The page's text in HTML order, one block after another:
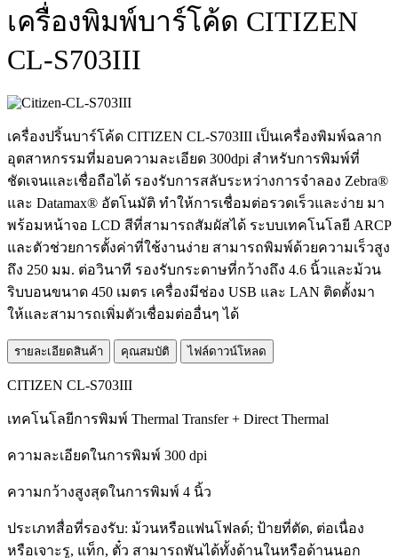
เครื่องพิมพ์บาร์โค้ด CITIZEN
CL-S703III
เครื่องปริ้นบาร์โค้ด CITIZEN CL-S703III เป็นเครื่องพิมพ์ฉลาก
อุตสาหกรรมที่มอบความละเอียด 300dpi สำหรับการพิมพ์ที่
ชัดเจนและเชื่อถือได้ รองรับการสลับระหว่างการจำลอง Zebra®
และ Datamax® อัตโนมัติ ทำให้การเชื่อมต่อรวดเร็วและง่าย มา
พร้อมหน้าจอ LCD สีที่สามารถสัมผัสได้ ระบบเทคโนโลยี ARCP
และตัวช่วยการตั้งค่าที่ใช้งานง่าย สามารถพิมพ์ด้วยความเร็วสูง
ถึง 250 มม. ต่อวินาที รองรับกระดาษที่กว้างถึง 4.6 นิ้วและม้วน
ริบบอนขนาด 450 เมตร เครื่องมีช่อง USB และ LAN ติดตั้งมา
ให้และสามารถเพิ่มตัวเชื่อมต่ออื่นๆ ได้
รายละเอียดสินค้า คุณสมบัติ ไฟล์ดาวน์โหลด
CITIZEN CL-S703III
เทคโนโลยีการพิมพ์ Thermal Transfer + Direct Thermal
ความละเอียดในการพิมพ์ 300 dpi
ความกว้างสูงสุดในการพิมพ์ 4 นิ้ว
ประเภทสื่อที่รองรับ: ม้วนหรือแฟนโฟลด์; ป้ายที่ตัด, ต่อเนื่อง
หรือเจาะรู, แท็ก, ตั๋ว สามารถพันได้ทั้งด้านในหรือด้านนอก